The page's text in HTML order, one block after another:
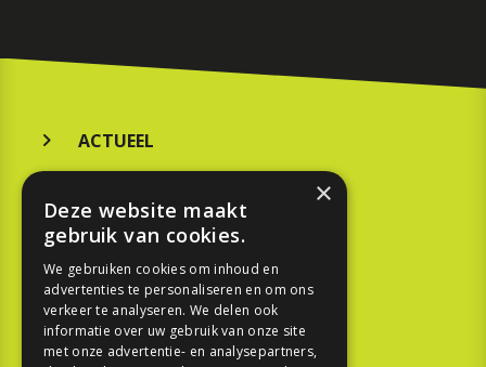
ACTUEEL
KOOPGIDS
TESTEN
SPORT
×
Deze website maakt
gebruik van cookies.
We gebruiken cookies om inhoud en
advertenties te personaliseren en om ons
verkeer te analyseren. We delen ook
informatie over uw gebruik van onze site
met onze advertentie- en analysepartners,